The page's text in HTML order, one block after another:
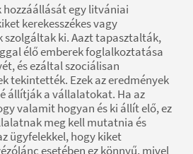
hozzáállását egy litvániai
kerekesszékes vagy
szolgáltak ki. Aazt tapasztalták,
élő emberek foglalkoztatása
és ezáltal szociálisan
tekintették. Ezek az eredmények
állítják a vállalatokat. Ha az
valamit hogyan és ki állít elő, ez
meg kell mutatnia és
ügyfelekkel, hogy kiket
esetében ez könnyű, mivel